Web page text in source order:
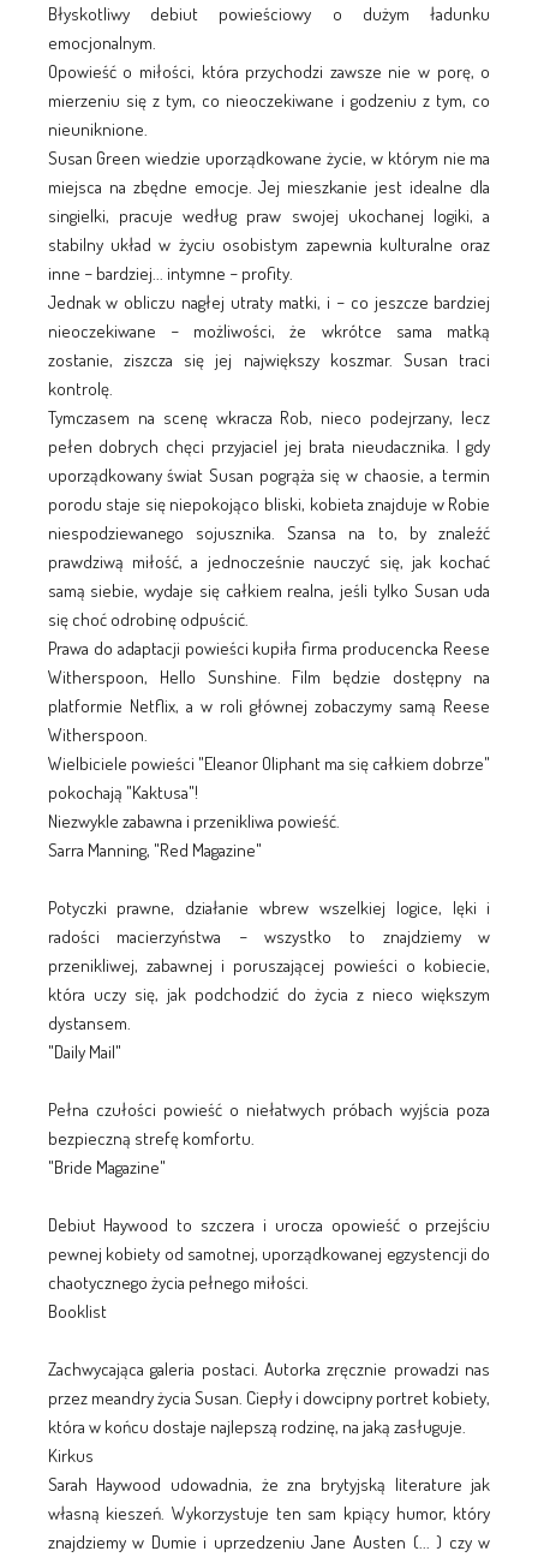
Błyskotliwy debiut powieściowy o dużym ładunku
emocjonalnym.
Opowieść o miłości, która przychodzi zawsze nie w porę, o
mierzeniu się z tym, co nieoczekiwane i godzeniu z tym, co
nieuniknione.
Susan Green wiedzie uporządkowane życie, w którym nie ma
miejsca na zbędne emocje. Jej mieszkanie jest idealne dla
singielki, pracuje według praw swojej ukochanej logiki, a
stabilny układ w życiu osobistym zapewnia kulturalne oraz
inne − bardziej... intymne − profity.
Jednak w obliczu nagłej utraty matki, i − co jeszcze bardziej
nieoczekiwane − możliwości, że wkrótce sama matką
zostanie, ziszcza się jej największy koszmar. Susan traci
kontrolę.
Tymczasem na scenę wkracza Rob, nieco podejrzany, lecz
pełen dobrych chęci przyjaciel jej brata nieudacznika. I gdy
uporządkowany świat Susan pogrąża się w chaosie, a termin
porodu staje się niepokojąco bliski, kobieta znajduje w Robie
niespodziewanego sojusznika. Szansa na to, by znaleźć
prawdziwą miłość, a jednocześnie nauczyć się, jak kochać
samą siebie, wydaje się całkiem realna, jeśli tylko Susan uda
się choć odrobinę odpuścić.
Prawa do adaptacji powieści kupiła firma producencka Reese
Witherspoon, Hello Sunshine. Film będzie dostępny na
platformie Netflix, a w roli głównej zobaczymy samą Reese
Witherspoon.
Wielbiciele powieści "Eleanor Oliphant ma się całkiem dobrze"
pokochają "Kaktusa"!
Niezwykle zabawna i przenikliwa powieść.
Sarra Manning, "Red Magazine"
Potyczki prawne, działanie wbrew wszelkiej logice, lęki i
radości macierzyństwa − wszystko to znajdziemy w
przenikliwej, zabawnej i poruszającej powieści o kobiecie,
która uczy się, jak podchodzić do życia z nieco większym
dystansem.
"Daily Mail"
Pełna czułości powieść o niełatwych próbach wyjścia poza
bezpieczną strefę komfortu.
"Bride Magazine"
Debiut Haywood to szczera i urocza opowieść o przejściu
pewnej kobiety od samotnej, uporządkowanej egzystencji do
chaotycznego życia pełnego miłości.
Booklist
Zachwycająca galeria postaci. Autorka zręcznie prowadzi nas
przez meandry życia Susan. Ciepły i dowcipny portret kobiety,
która w końcu dostaje najlepszą rodzinę, na jaką zasługuje.
Kirkus
Sarah Haywood udowadnia, że zna brytyjską literature jak
własną kieszeń. Wykorzystuje ten sam kpiący humor, który
znajdziemy w Dumie i uprzedzeniu Jane Austen (... ) czy w